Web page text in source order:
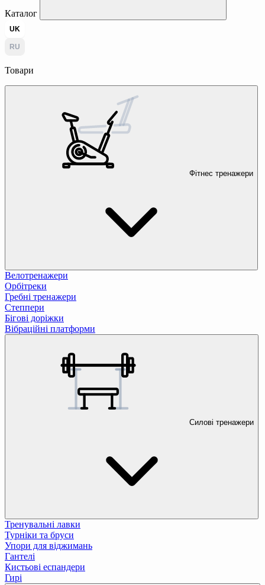
Каталог
UK
RU
Товари
Фітнес тренажери
Велотренажери
Орбітреки
Гребні тренажери
Степпери
Бігові доріжки
Вібраційні платформи
Силові тренажери
Тренувальні лавки
Турніки та бруси
Упори для віджимань
Гантелі
Кистьові еспандери
Гирі